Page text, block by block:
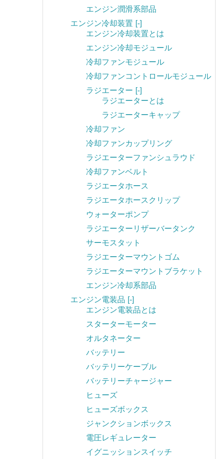
エンジン潤滑系部品
エンジン冷却装置 [-]
エンジン冷却装置とは
エンジン冷却モジュール
冷却ファンモジュール
冷却ファンコントロールモジュール
ラジエーター [-]
ラジエーターとは
ラジエーターキャップ
冷却ファン
冷却ファンカップリング
ラジエーターファンシュラウド
冷却ファンベルト
ラジエータホース
ラジエータホースクリップ
ウォーターポンプ
ラジエーターリザーバータンク
サーモスタット
ラジエーターマウントゴム
ラジエーターマウントブラケット
エンジン冷却系部品
エンジン電装品 [-]
エンジン電装品とは
スターターモーター
オルタネーター
バッテリー
バッテリーケーブル
バッテリーチャージャー
ヒューズ
ヒューズボックス
ジャンクションボックス
電圧レギュレーター
イグニッションスイッチ